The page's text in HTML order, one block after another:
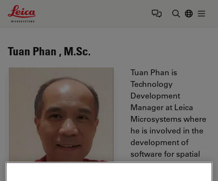
Leica Microsystems Logo
Tuan Phan , M.Sc.
Tuan Phan is
Technology
Development
Manager at Leica
Microsystems where
he is involved in the
development of
software for spatial
multi-omics analysis